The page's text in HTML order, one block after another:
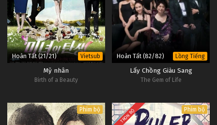
Hoàn Tất (21/21) Vietsub
Mỹ nhân
Birth of a Beauty
Hoàn Tất (82/82) Lồng Tiếng
Lấy Chồng Giàu Sang
The Gem of Life
Phim bộ TRỌN BỘ Phim bộ